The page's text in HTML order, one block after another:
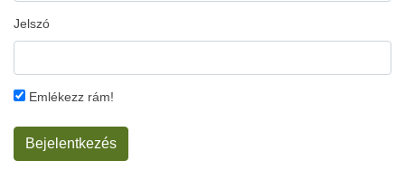
Jelszó
Emlékezz rám!